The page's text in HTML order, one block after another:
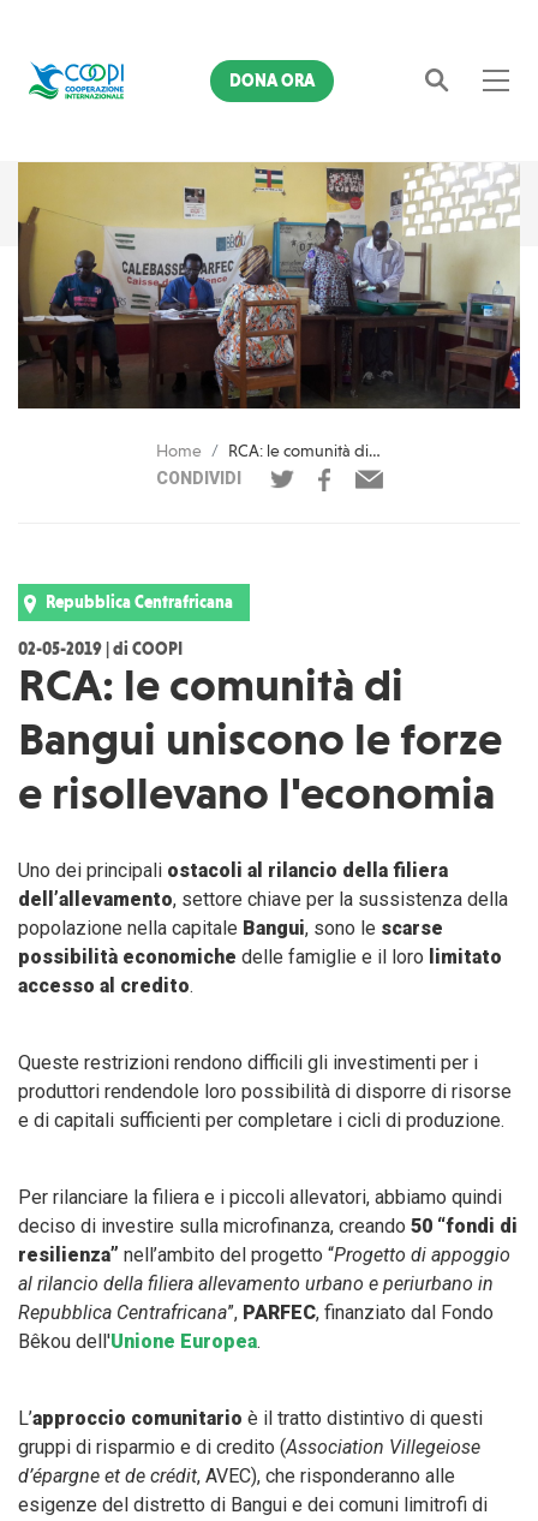
Cerca
DONA ORA
Home
RCA: le comunità di Bangui uniscono le forze e risollevano l'economia
CONDIVIDI
Repubblica Centrafricana
02-05-2019 | di COOPI
RCA: le comunità di
Bangui uniscono le forze
e risollevano l'economia
Uno dei principali ostacoli al rilancio della filiera
dell’allevamento, settore chiave per la sussistenza della
popolazione nella capitale Bangui, sono le scarse
possibilità economiche delle famiglie e il loro limitato
accesso al credito.
Queste restrizioni rendono difficili gli investimenti per i
produttori rendendole loro possibilità di disporre di risorse
e di capitali sufficienti per completare i cicli di produzione.
Per rilanciare la filiera e i piccoli allevatori, abbiamo quindi
deciso di investire sulla microfinanza, creando 50 “fondi di
resilienza” nell’ambito del progetto “Progetto di appoggio
al rilancio della filiera allevamento urbano e periurbano in
Repubblica Centrafricana”, PARFEC, finanziato dal Fondo
Bêkou dell'Unione Europea.
L’approccio comunitario è il tratto distintivo di questi
gruppi di risparmio e di credito (Association Villegeiose
d’épargne et de crédit, AVEC), che risponderanno alle
esigenze del distretto di Bangui e dei comuni limitrofi di